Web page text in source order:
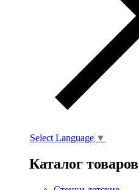
Select Language ▼
Каталог товаров